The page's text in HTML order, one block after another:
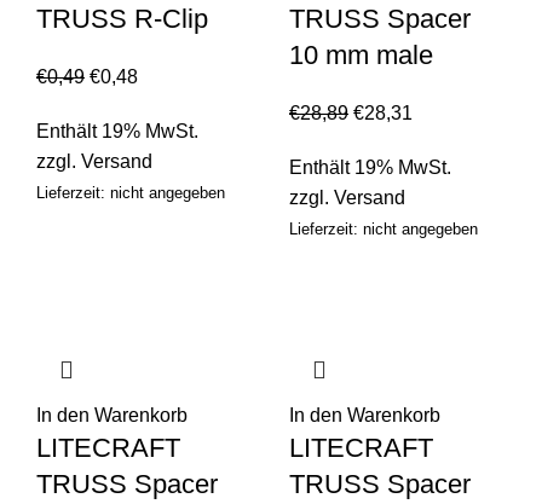
TRUSS R-Clip
€0,49 €0,48
Enthält 19% MwSt.
zzgl. Versand
Lieferzeit: nicht angegeben
TRUSS Spacer
10 mm male
€28,89 €28,31
Enthält 19% MwSt.
zzgl. Versand
Lieferzeit: nicht angegeben
In den Warenkorb
LITECRAFT
TRUSS Spacer
In den Warenkorb
LITECRAFT
TRUSS Spacer